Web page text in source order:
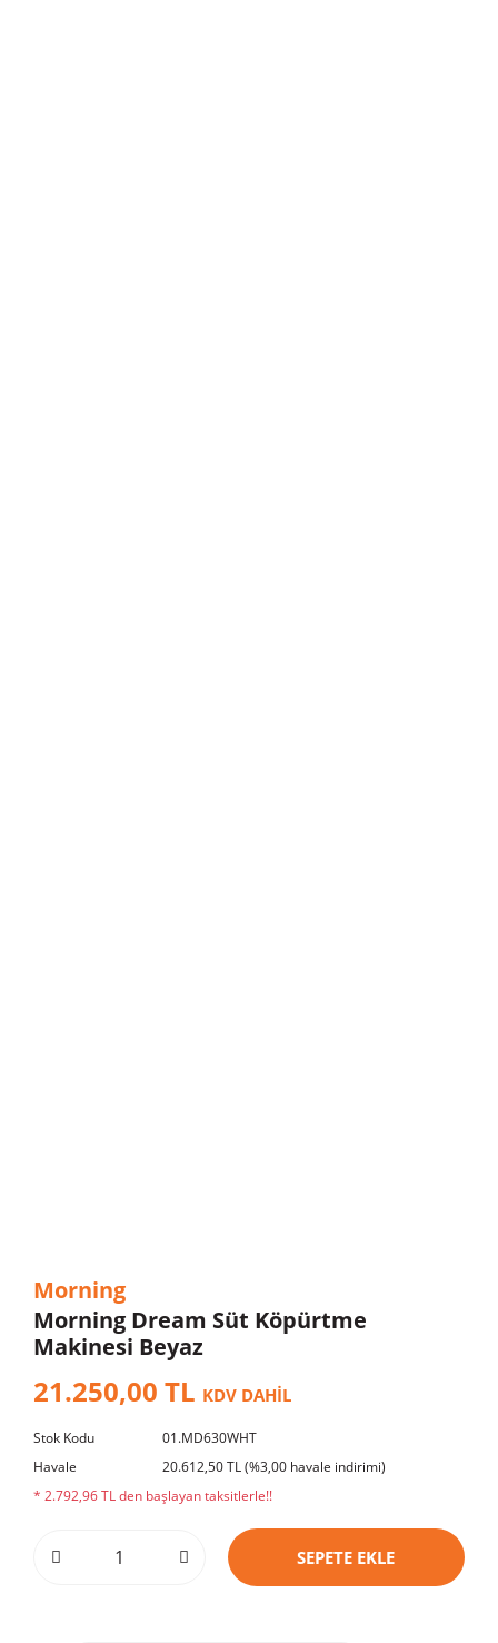
Morning
Morning Dream Süt Köpürtme
Makinesi Beyaz
21.250,00 TL KDV DAHİL
Stok Kodu
01.MD630WHT
Havale
20.612,50 TL (%3,00 havale indirimi)
* 2.792,96 TL den başlayan taksitlerle!!
SEPETE EKLE